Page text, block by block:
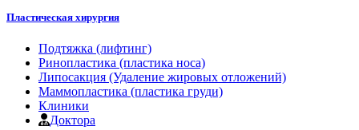
Пластическая хирургия
Подтяжка (лифтинг)
Ринопластика (пластика носа)
Липосакция (Удаление жировых отложений)
Маммопластика (пластика груди)
Клиники
Доктора